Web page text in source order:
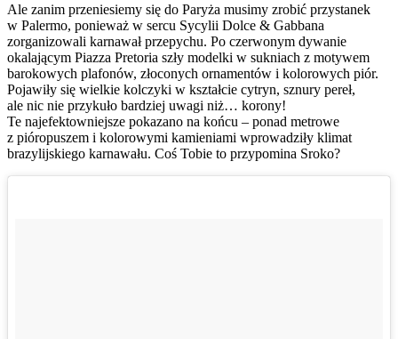
Ale zanim przeniesiemy się do Paryża musimy zrobić przystanek
w Palermo, ponieważ w sercu Sycylii Dolce & Gabbana
zorganizowali karnawał przepychu. Po czerwonym dywanie
okalającym Piazza Pretoria szły modelki w sukniach z motywem
barokowych plafonów, złoconych ornamentów i kolorowych piór.
Pojawiły się wielkie kolczyki w kształcie cytryn, sznury pereł,
ale nic nie przykuło bardziej uwagi niż… korony!
Te najefektowniejsze pokazano na końcu – ponad metrowe
z pióropuszem i kolorowymi kamieniami wprowadziły klimat
brazylijskiego karnawału. Coś Tobie to przypomina Sroko?